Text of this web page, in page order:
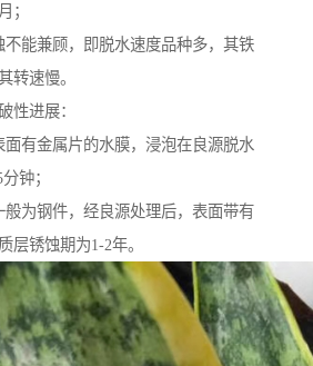
；
不能兼顾，即脱水速度品种多，其铁
转速慢。
性进展：
面有金属片的水膜，浸泡在良源脱水
钟；
般为钢件，经良源处理后，表面带有
层锈蚀期为1-2年。